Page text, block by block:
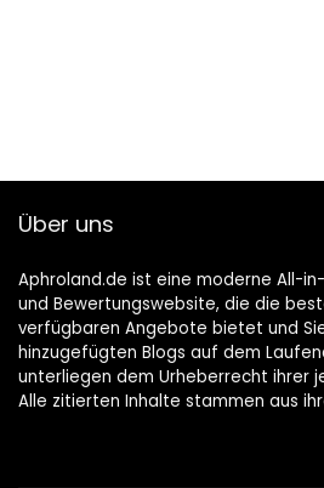
Über uns
Aphroland.de ist eine moderne All-
und Bewertungswebsite, die die
verfügbaren Angebote bietet und
hinzugefügten Blogs auf dem
unterliegen dem Urheberrecht ihrer
Alle zitierten Inhalte stammen aus